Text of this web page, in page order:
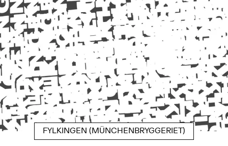
FYLKINGEN (MÜNCHENBRYGGERIET)